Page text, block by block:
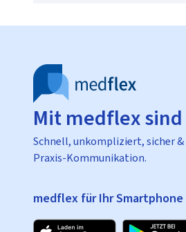
Mit medflex
Schnell, unkompliziert, sicher
Praxis-Kommunikation.
medflex für Ihr